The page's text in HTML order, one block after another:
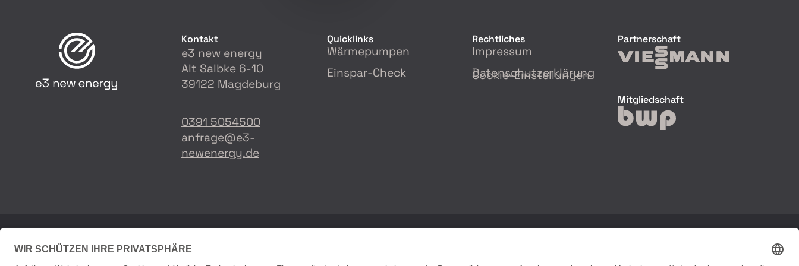
Kontakt
e3 new energy
Alt Salbke 6-10
39122 Magdeburg
0391 5054500
anfrage@e3-
newenergy.de
Quicklinks
Wärmepumpen
Einspar-Check
Rechtliches
Impressum
Datenschutzerklärung
Cookie-Einstellungen
Partnerschaft
Mitgliedschaft
© Copyright 2026 - e3 new energy GmbH